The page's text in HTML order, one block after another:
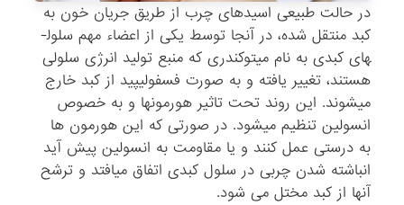
در حالت طبیعی اسیدهای چرب از طریق جریان خون به
کبد منتقل شده، در آنجا توسط یکی از اعضاء مهم سلول­
های کبدی به نام میتوکندری که منبع تولید انرژی سلولی
هستند، تغییر یافته و به صورت فسفولیپید از کبد خارج
می­شوند. این روند تحت تاثیر هورمون­ها و به­ خصوص
انسولین تنظیم می­شود. در صورتی که این هورمون ها
به درستی عمل کنند و یا مقاومت به انسولین پیش آید
انباشته شدن چربی در سلول کبدی اتفاق میافتد و ترشح
آنها از کبد مختل می شود.